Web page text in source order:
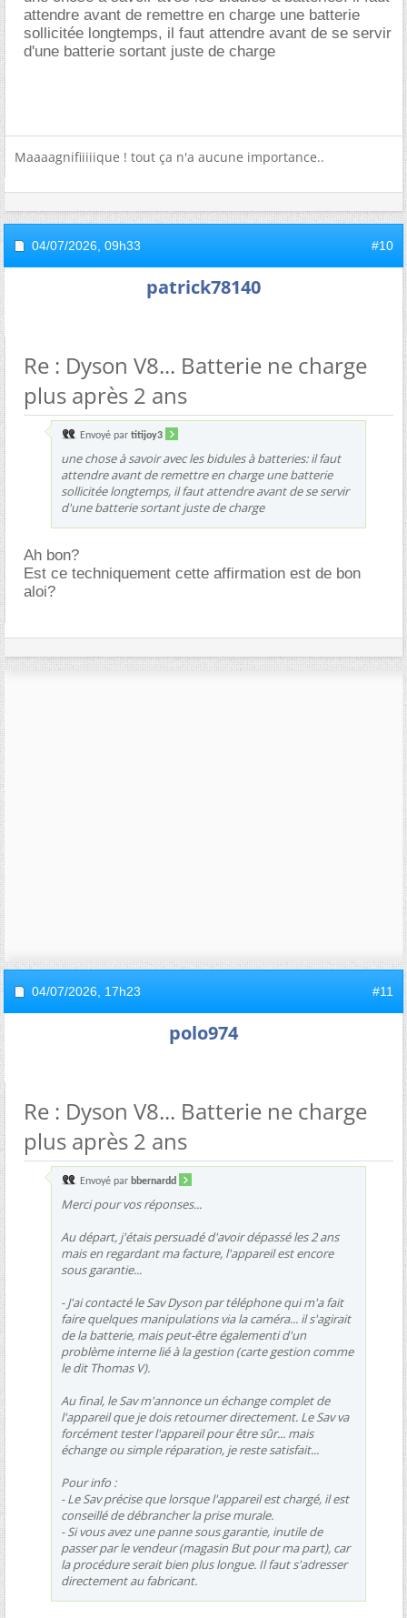
attendre avant de remettre en charge une batterie
sollicitée longtemps, il faut attendre avant de se servir
d'une batterie sortant juste de charge
Maaaagnifiiiiique ! tout ça n'a aucune importance..
04/07/2026, 09h33 #10
patrick78140
Re : Dyson V8... Batterie ne charge
plus après 2 ans
Envoyé par titijoy3
une chose à savoir avec les bidules à batteries: il faut
attendre avant de remettre en charge une batterie
sollicitée longtemps, il faut attendre avant de se servir
d'une batterie sortant juste de charge
Ah bon?
Est ce techniquement cette affirmation est de bon
aloi?
04/07/2026, 17h23 #11
polo974
Re : Dyson V8... Batterie ne charge
plus après 2 ans
Envoyé par bbernardd
Merci pour vos réponses...
Au départ, j'étais persuadé d'avoir dépassé les 2 ans
mais en regardant ma facture, l'appareil est encore
sous garantie...
- J'ai contacté le Sav Dyson par téléphone qui m'a fait
faire quelques manipulations via la caméra... il s'agirait
de la batterie, mais peut-être égalementi d'un
problème interne lié à la gestion (carte gestion comme
le dit Thomas V).
Au final, le Sav m'annonce un échange complet de
l'appareil que je dois retourner directement. Le Sav va
forcément tester l'appareil pour être sûr... mais
échange ou simple réparation, je reste satisfait...
Pour info :
- Le Sav précise que lorsque l'appareil est chargé, il est
conseillé de débrancher la prise murale.
- Si vous avez une panne sous garantie, inutile de
passer par le vendeur (magasin But pour ma part), car
la procédure serait bien plus longue. Il faut s'adresser
directement au fabricant.